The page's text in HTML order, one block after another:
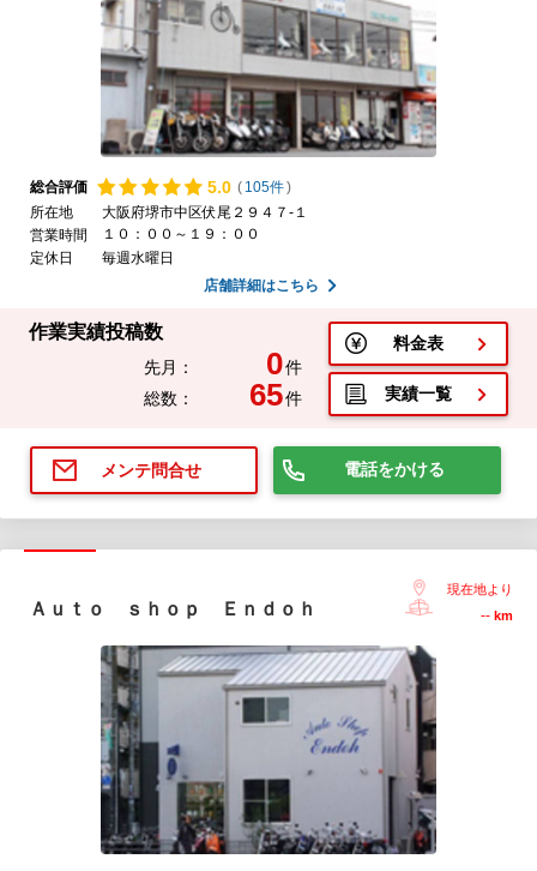
総合評価 5.0 ( 105件)
所在地
大阪府堺市中区伏尾２９４７-１
営業時間
１０：００～１９：００
定休日
毎週水曜日
店舗詳細はこちら
作業実績投稿数
先月： 0件
総数：
65件
料金表
実績一覧
メンテ問合せ 電話をかける
Ａｕｔｏ ｓｈｏｐ Ｅｎｄｏｈ
現在地より
-- km